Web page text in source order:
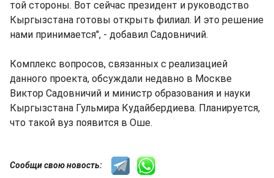
той стороны. Вот сейчас президент и руководство
Кыргызстана готовы открыть филиал. И это решение
нами принимается", - добавил Садовничий.
Комплекс вопросов, связанных с реализацией
данного проекта, обсуждали недавно в Москве
Виктор Садовничий и министр образования и науки
Кыргызстана Гульмира Кудайбердиева. Планируется,
что такой вуз появится в Оше.
Сообщи свою новость: